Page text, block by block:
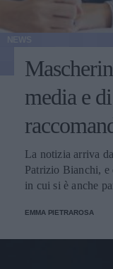
media e
La notizia arriva
Patrizio Bianchi, e
in cui si è anche
EMMA PIETRAROSA